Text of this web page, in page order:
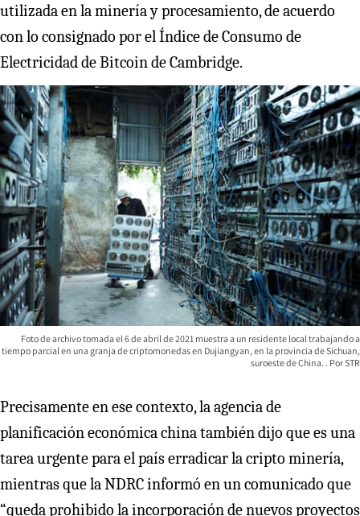
utilizada en la minería y procesamiento, de acuerdo
con lo consignado por el Índice de Consumo de
Electricidad de Bitcoin de Cambridge.
Foto de archivo tomada el 6 de abril de 2021 muestra a un residente local trabajando a
tiempo parcial en una granja de criptomonedas en Dujiangyan, en la provincia de Sichuan,
suroeste de China.
STR
Precisamente en ese contexto, la agencia de
planificación económica china también dijo que es una
tarea urgente para el país erradicar la cripto minería,
mientras que la NDRC informó en un comunicado que
“queda prohibido la incorporación de nuevos proyectos